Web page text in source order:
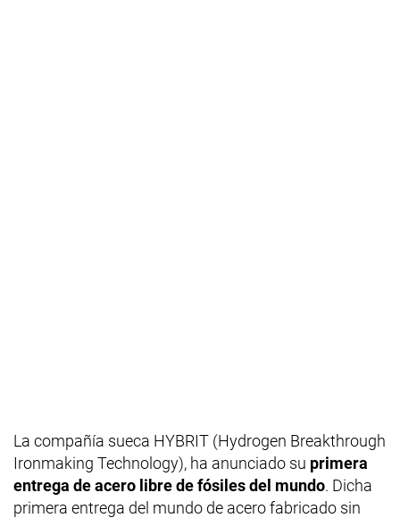
La compañía sueca HYBRIT (Hydrogen Breakthrough
Ironmaking Technology), ha anunciado su primera
entrega de acero libre de fósiles del mundo. Dicha
primera entrega del mundo de acero fabricado sin